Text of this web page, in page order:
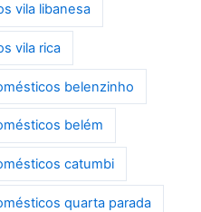
vila libanesa
vila rica
belenzinho
belém
catumbi
quarta parada